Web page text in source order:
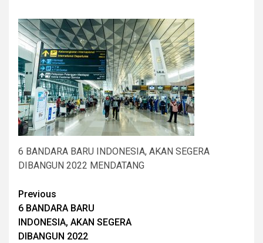
6 BANDARA BARU INDONESIA, AKAN SEGERA
DIBANGUN 2022 MENDATANG
Post
navigation
Previous
6 BANDARA BARU
INDONESIA, AKAN SEGERA
DIBANGUN 2022